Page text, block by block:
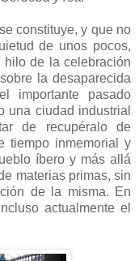
constituye, y que no
de unos pocos,
de la celebración
la desaparecida
importante pasado
una ciudad industrial
de recupéralo de
tiempo inmemorial y
íbero y más allá
materias primas, sin
de la misma. En
actualmente el